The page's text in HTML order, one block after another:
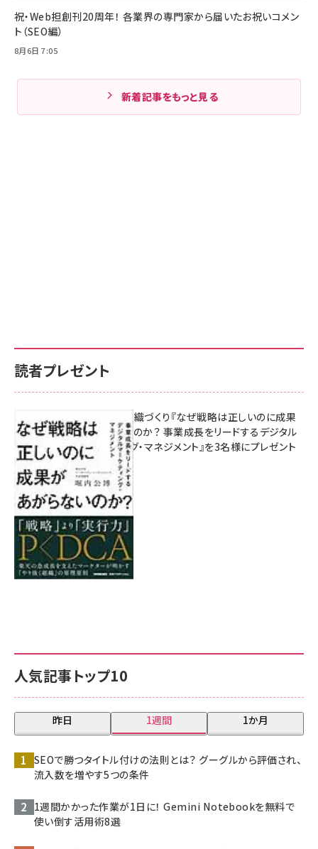
祝・Web担創刊20周年！ 各業界の専門家から届いたお祝いコメン
ト（SEO編）
8月6日 7:05
新着記事をもっと見る
人気記事トップ10
昨日 1週間 1か月
SEOで勝つタイトル付けの法則とは？ グーグルから評価され、
流入数を増やす5つの条件
1週間かかった作業が1日に！ Gemini Notebookを無料で
使い倒す活用術8選
読者プレゼント
成果を生む組織づくり『なぜ戦略は正しいのに成果
があがらないのか？ 事業成長をリードするデジタル
マーケティング・マネジメント』を3名様にプレゼント
8月7日 10:00